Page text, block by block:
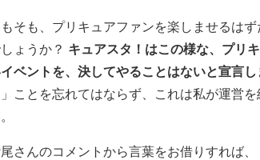
そも、プリキュアファンを楽しませるは
ょうか？ キュアスタ！はこの様な、プリ
ベントを、決してやることはないと宣言し
ことを忘れてはならず、これは私が運営
さんのコメントから言葉をお借りすれば